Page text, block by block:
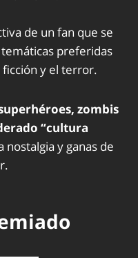
de un fan que se
preferidas
ficción y el terror.
zombis
“cultura
nostalgia y ganas de